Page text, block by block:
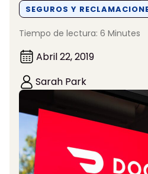
SEGUROS Y
Tiempo de lectura: 6 Minutes
Abril 22, 2019
Sarah Park